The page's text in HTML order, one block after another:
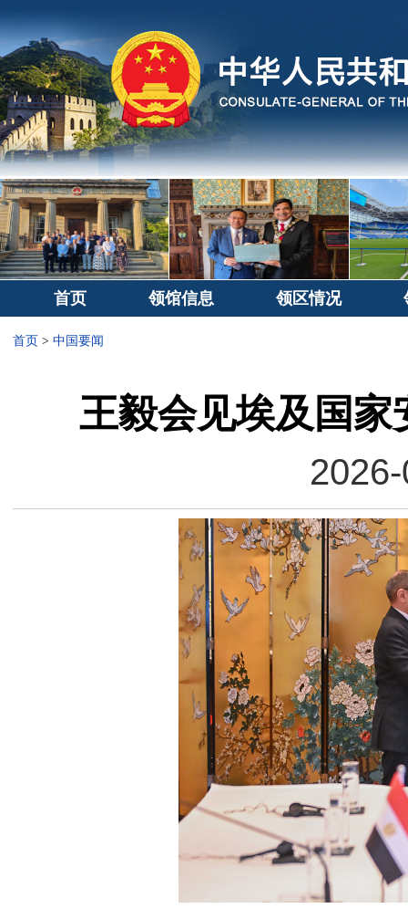
首页 领馆信息 领区情况
首页 > 中国要闻
王毅会见埃及国家